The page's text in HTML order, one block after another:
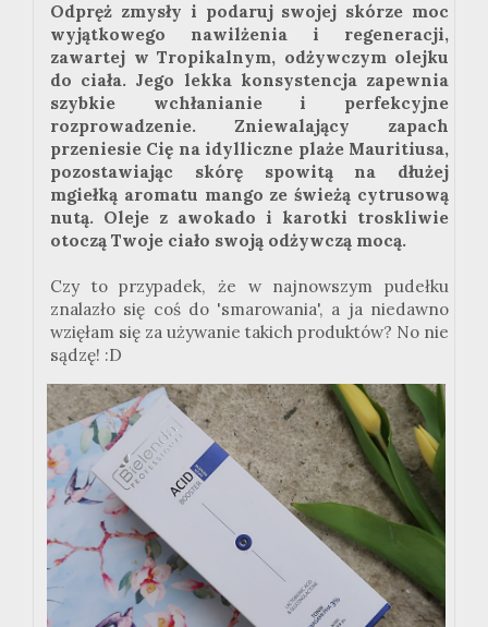
Odpręż zmysły i podaruj swojej skórze moc
wyjątkowego nawilżenia i regeneracji,
zawartej w Tropikalnym, odżywczym olejku
do ciała. Jego lekka konsystencja zapewnia
szybkie wchłanianie i perfekcyjne
rozprowadzenie. Zniewalający zapach
przeniesie Cię na idylliczne plaże Mauritiusa,
pozostawiając skórę spowitą na dłużej
mgiełką aromatu mango ze świeżą cytrusową
nutą. Oleje z awokado i karotki troskliwie
otoczą Twoje ciało swoją odżywczą mocą.
Czy to przypadek, że w najnowszym pudełku
znalazło się coś do 'smarowania', a ja niedawno
wzięłam się za używanie takich produktów? No nie
sądzę! :D